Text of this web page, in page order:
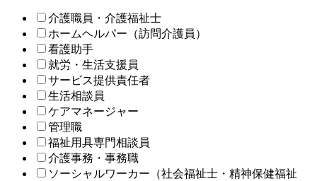
介護職員・介護福祉士
ホームヘルパー（訪問介護員）
看護助手
就労・生活支援員
サービス提供責任者
生活相談員
ケアマネージャー
管理職
福祉用具専門相談員
介護事務・事務職
ソーシャルワーカー（社会福祉士・精神保健福祉